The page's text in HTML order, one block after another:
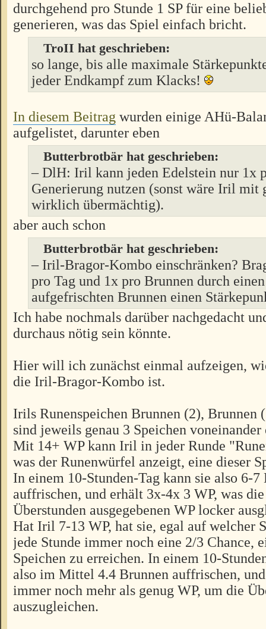
durchgehend pro Stunde 1 SP für eine
generieren, was das Spiel einfach bricht.
TroII hat geschrieben:
so lange, bis alle maximale
jeder Endkampf zum Klacks!
In diesem Beitrag wurden einige AHü-
aufgelistet, darunter eben
Butterbrotbär hat geschrieben:
– DlH: Iril kann jeden Edelstein nur 1x
Generierung nutzen (sonst wäre Iril mit
wirklich übermächtig).
aber auch schon
Butterbrotbär hat geschrieben:
– Iril-Bragor-Kombo einschränken?
pro Tag und 1x pro Brunnen durch
aufgefrischten Brunnen einen
Ich habe nochmals darüber nachgedacht
durchaus nötig sein könnte.
Hier will ich zunächst einmal aufzeigen,
die Iril-Bragor-Kombo ist.
Irils Runenspeichen Brunnen (2), Brunnen
sind jeweils genau 3 Speichen
Mit 14+ WP kann Iril in jeder Runde
was der Runenwürfel anzeigt, eine dieser
In einem 10-Stunden-Tag kann sie also 6-7
auffrischen, und erhält 3x-4x 3 WP, was
Überstunden ausgegebenen WP locker
Hat Iril 7-13 WP, hat sie, egal auf welcher
jede Stunde immer noch eine 2/3 Chance,
Speichen zu erreichen. In einem 10-
also im Mittel 4.4 Brunnen auffrischen,
immer noch mehr als genug WP, um die
auszugleichen.